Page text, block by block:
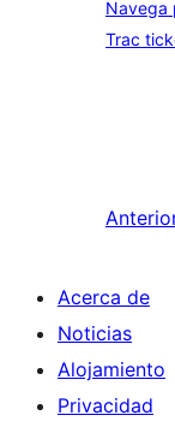
Navega
Trac
Acerca de
Noticias
Alojamiento
Privacidad